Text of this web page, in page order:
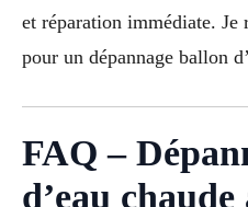
et réparation immédiate. Je
pour un dépannage ballon
FAQ –
d’eau